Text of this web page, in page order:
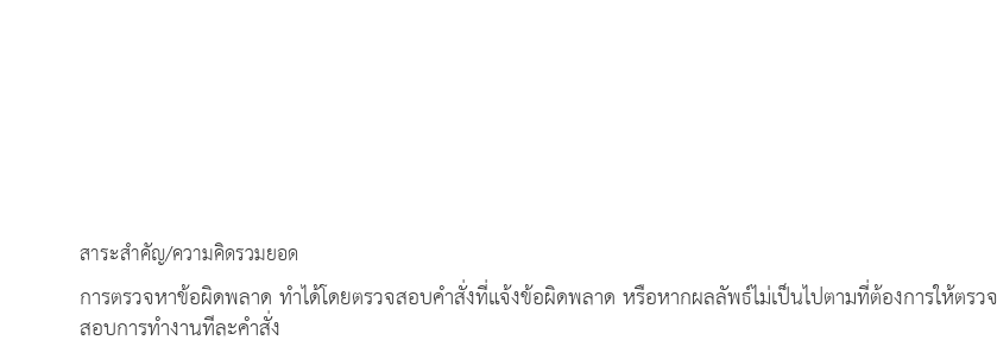
สาระสำคัญ/ความคิดรวมยอด
การตรวจหาข้อผิดพลาด ทำได้โดยตรวจสอบคำสั่งที่แจ้งข้อผิดพลาด หรือหากผลลัพธ์ไม่เป็นไปตามที่ต้องการให้ตรวจ
สอบการทำงานทีละคำสั่ง